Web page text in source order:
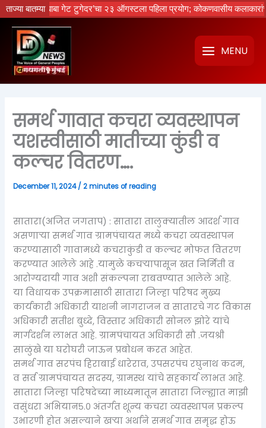
ताज्या बातम्या
रे बाबा गेट टुगेदर’चा २३ ऑगस्टला पहिला प्रयोग; कोकणवासीय कलाकारांची धमाल
Skip
to
content
MENU
समर्थ गावात कचरा व्यवस्थापन
यशस्वीसाठी मातीच्या कुंडी व
कल्चर वितरण….
December 11, 2024/2 minutes of reading
सातारा(अजित जगताप) : सातारा तालुक्यातील आदर्श गाव
असणाऱ्या समर्थ गाव ग्रामपंचायत मध्ये कचरा व्यवस्थापन
करण्यासाठी गावामध्ये कचराकुंडी व कल्चर मोफत वितरण
करण्यात आलेले आहे .यामुळे कचऱ्यापासून खत निर्मिती व
आरोग्यदायी गाव अशी संकल्पना राबवण्यात आलेले आहे.
या विधायक उपक्रमासाठी सातारा जिल्हा परिषद मुख्य
कार्यकारी अधिकारी याशनी नागराजन व सातारचे गट विकास
अधिकारी सतीश बुध्दे, विस्तार अधिकारी सोनल झोरे यांचे
मार्गदर्शन लाभत आहे. ग्रामपंचायत अधिकारी सौ .जयश्री
साळुंखे या घरोघरी जाऊन प्रबोधन करत आहेत.
समर्थ गाव सरपंच हिराबाई धारेराव, उपसरपंच रघुनाथ कदम,
व सर्व ग्रामपंचायत सदस्य, ग्रामस्थ यांचे सहकार्य लाभत आहे.
सातारा जिल्हा परिषदेच्या माध्यमातून सातारा जिल्ह्यात माझी
वसुंधरा अभियान५.० अंतर्गत शून्य कचरा व्यवस्थापन प्रकल्प
उभारणी होत असल्याने खऱ्या अर्थाने समर्थ गाव समृद्ध होऊ